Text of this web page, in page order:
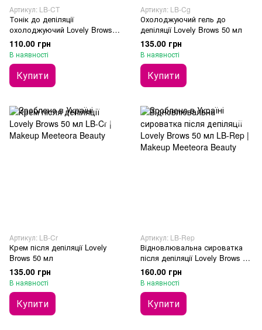
Артикул: LB-CT
Тонік до депіляції
охолоджуючий Lovely Brows
50 мл
110.00 грн
В наявності
Купити
Артикул: LB-Cg
Охолоджуючий гель до
депіляції Lovely Brows 50 мл
135.00 грн
В наявності
Купити
Артикул: LB-Cr
Крем після депіляції Lovely
Brows 50 мл
135.00 грн
В наявності
Купити
Артикул: LB-Rep
Відновлювальна сироватка
після депіляції Lovely Brows 50
мл
160.00 грн
В наявності
Купити